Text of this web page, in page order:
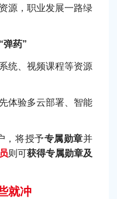
源，职业发展一路绿
弹药”
统、视频课程等资源
体验多云部署、智能
，将授予专属勋章并
则可获得专属勋章及
就冲